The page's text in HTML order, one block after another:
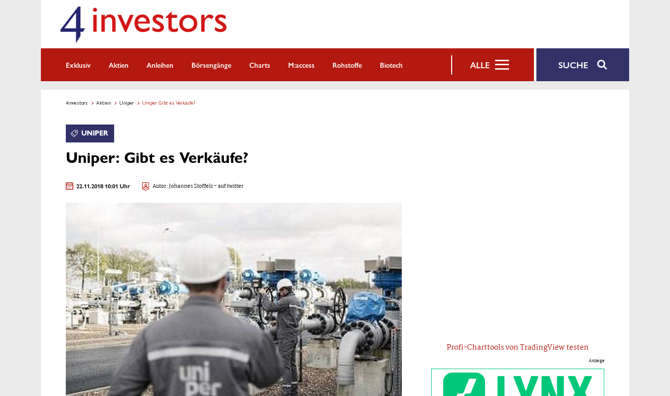
SUCHE
ALLE
Exklusiv Aktien Anleihen Börsengänge Charts M:access Rohstoffe Biotech
4investors Aktien Uniper Uniper: Gibt es Verkäufe?
UNIPER
Uniper: Gibt es Verkäufe?
22.11.2018 10:01 Uhr Autor:Johannes Stoffels- auf twitter
Profi-Charttools von TradingView testen
Anzeige